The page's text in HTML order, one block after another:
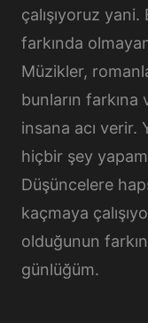
çalışıyoruz
farkında
Müzikler,
bunların farkına
insana acı verir.
hiçbir şey
Düşüncelere
kaçmaya
olduğunun
günlüğüm.